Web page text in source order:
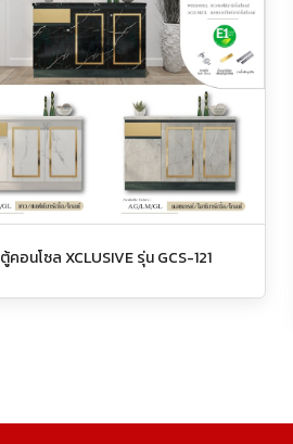
ตู้คอนโซล XCLUSIVE รุ่น GCS-121